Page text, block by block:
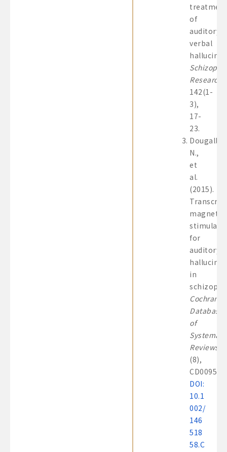
of
auditory
verbal
Research
142(1-
3),
17-
23.
Dougall,
N.,
et
al.
(2015).
magnetic
for
auditory
in
Cochrane
Database
of
Reviews
(8),
CD009584.
DOI:
10.1
002/
146
518
58.C